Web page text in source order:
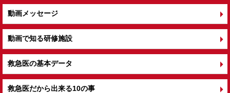
動画メッセージ
動画で知る研修施設
救急医の基本データ
救急医だから出来る10の事